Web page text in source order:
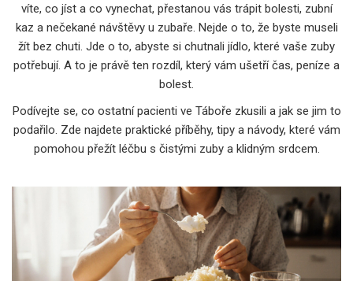
víte, co jíst a co vynechat, přestanou vás trápit bolesti, zubní
kaz a nečekané návštěvy u zubaře. Nejde o to, že byste museli
žít bez chuti. Jde o to, abyste si chutnali jídlo, které vaše zuby
potřebují. A to je právě ten rozdíl, který vám ušetří čas, peníze a
bolest.
Podívejte se, co ostatní pacienti ve Táboře zkusili a jak se jim to
podařilo. Zde najdete praktické příběhy, tipy a návody, které vám
pomohou přežít léčbu s čistými zuby a klidným srdcem.